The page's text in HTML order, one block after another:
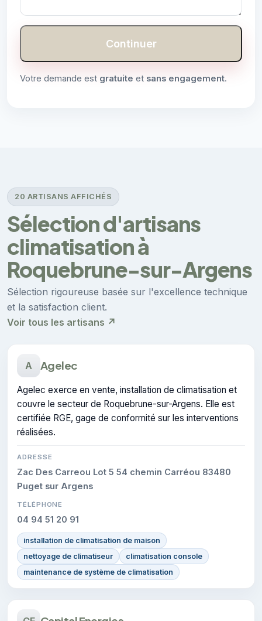
Continuer
Votre demande est gratuite et sans engagement.
20 ARTISANS AFFICHÉS
Sélection d'artisans
climatisation à
Roquebrune-sur-Argens
Sélection rigoureuse basée sur l'excellence technique
et la satisfaction client.
Voir tous les artisans ↗
A Agelec
Agelec exerce en vente, installation de climatisation et
couvre le secteur de Roquebrune-sur-Argens. Elle est
certifiée RGE, gage de conformité sur les interventions
réalisées.
ADRESSE
Zac Des Carreou Lot 5 54 chemin Carréou 83480
Puget sur Argens
TÉLÉPHONE
04 94 51 20 91
installation de climatisation de maison
nettoyage de climatiseur
climatisation console
maintenance de système de climatisation